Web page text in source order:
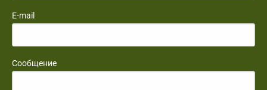
E-mail
Сообщение